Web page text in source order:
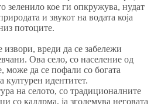
зеленило кое ги опкружува, нудат
и звукот на водата која
потоците.
вреди да се забележи
Ова село, со население од
може да се пофали со богата
културен идентитет.
на селото, со традиционалните
со калдрма, ја зголемува неговата